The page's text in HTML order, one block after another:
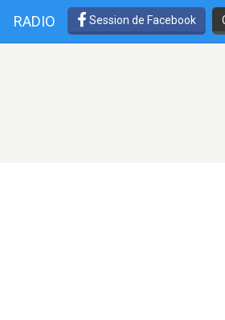
RADIO Session de Facebook